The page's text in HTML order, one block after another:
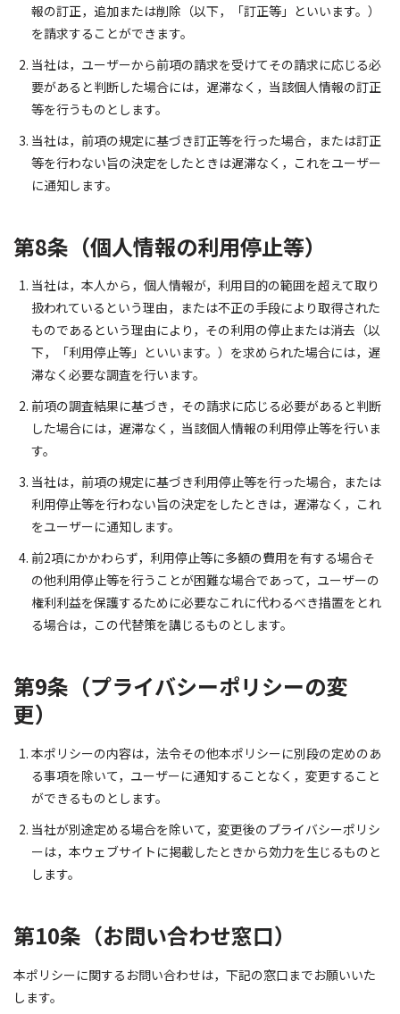
報の訂正，追加または削除（以下，「訂正等」といいます。）
を請求することができます。
当社は，ユーザーから前項の請求を受けてその請求に応じる必
要があると判断した場合には，遅滞なく，当該個人情報の訂正
等を行うものとします。
当社は，前項の規定に基づき訂正等を行った場合，または訂正
等を行わない旨の決定をしたときは遅滞なく，これをユーザー
に通知します。
第8条（個人情報の利用停止等）
当社は，本人から，個人情報が，利用目的の範囲を超えて取り
扱われているという理由，または不正の手段により取得された
ものであるという理由により，その利用の停止または消去（以
下，「利用停止等」といいます。）を求められた場合には，遅
滞なく必要な調査を行います。
前項の調査結果に基づき，その請求に応じる必要があると判断
した場合には，遅滞なく，当該個人情報の利用停止等を行いま
す。
当社は，前項の規定に基づき利用停止等を行った場合，または
利用停止等を行わない旨の決定をしたときは，遅滞なく，これ
をユーザーに通知します。
前2項にかかわらず，利用停止等に多額の費用を有する場合そ
の他利用停止等を行うことが困難な場合であって，ユーザーの
権利利益を保護するために必要なこれに代わるべき措置をとれ
る場合は，この代替策を講じるものとします。
第9条（プライバシーポリシーの変
更）
本ポリシーの内容は，法令その他本ポリシーに別段の定めのあ
る事項を除いて，ユーザーに通知することなく，変更すること
ができるものとします。
当社が別途定める場合を除いて，変更後のプライバシーポリシ
ーは，本ウェブサイトに掲載したときから効力を生じるものと
します。
第10条（お問い合わせ窓口）
本ポリシーに関するお問い合わせは，下記の窓口までお願いいた
します。